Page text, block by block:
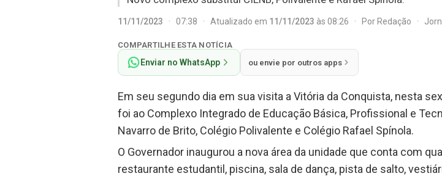
11/11/2023 · 07:38 · Atualizado em 11/11/2023 às 08:26 · PorRedação ·
COMPARTILHE ESTA NOTÍCIA
Enviar no WhatsApp ou envie por outros apps
Em seu segundo dia em sua visita a Vitória da Conquista, nesta
foi ao Complexo Integrado de Educação Básica, Profissional e
Navarro de Brito, Colégio Polivalente e Colégio Rafael Spínola.
O Governador inaugurou a nova área da unidade que conta com
restaurante estudantil, piscina, sala de dança, pista de salto,